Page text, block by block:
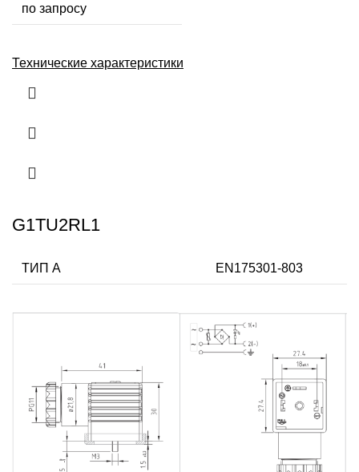
по запросу
Технические характеристики
G1TU2RL1
ТИП А EN175301-803